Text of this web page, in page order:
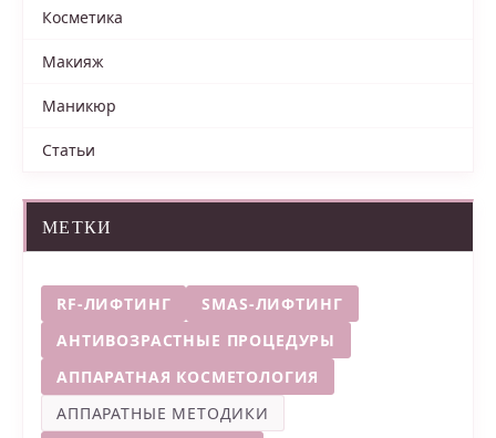
Косметика
Макияж
Маникюр
Статьи
МЕТКИ
RF-ЛИФТИНГ
SMAS-ЛИФТИНГ
АНТИВОЗРАСТНЫЕ ПРОЦЕДУРЫ
АППАРАТНАЯ КОСМЕТОЛОГИЯ
АППАРАТНЫЕ МЕТОДИКИ